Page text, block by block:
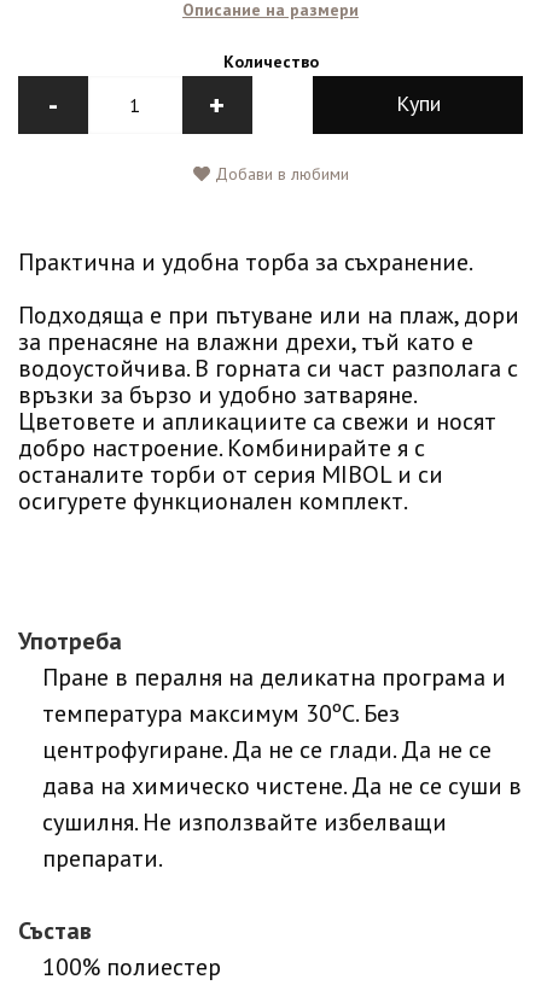
Описание на размери
Количество
- + Купи
Добави в любими
Практична и удобна торба за съхранение.
Подходяща е при пътуване или на плаж, дори
за пренасяне на влажни дрехи, тъй като е
водоустойчива. В горната си част разполага с
връзки за бързо и удобно затваряне.
Цветовете и апликациите са свежи и носят
добро настроение. Комбинирайте я с
останалите торби от серия MIBOL и си
осигурете функционален комплект.
Употреба
Пране в пералня на деликатна програма и
температура максимум 30ºC. Без
центрофугиране. Да не се глади. Да не се
дава на химическо чистене. Да не се суши в
сушилня. Не използвайте избелващи
препарати.
Състав
100% полиестер